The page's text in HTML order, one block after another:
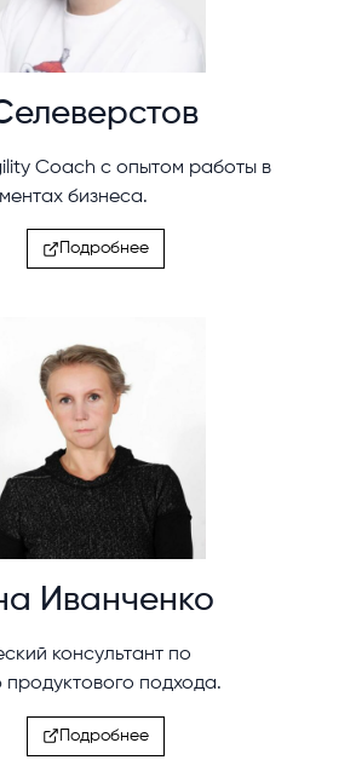
Coach c опытом работы в
бизнеса.
Подробнее
Иванченко
консультант по
подхода.
Подробнее